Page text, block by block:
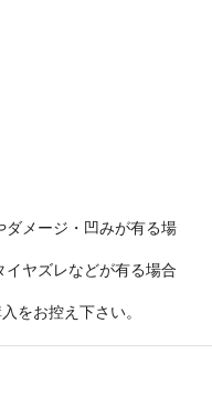
メージ・凹みが有る場
ヤズレなどが有る場合
をお控え下さい。